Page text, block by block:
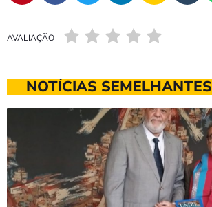
AVALIAÇÃO
NOTÍCIAS SEMELHANTES